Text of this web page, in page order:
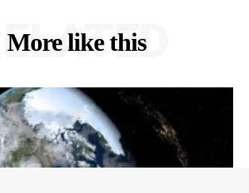
More like this
RELATED